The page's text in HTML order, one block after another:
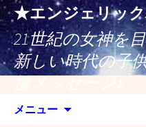
コ
ン
テ
ン
ツ
★エンジェリッ
21世紀の女神を
新しい時代の子
援メッセージ♪
メニュー